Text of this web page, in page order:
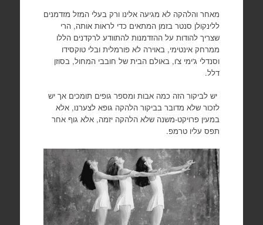
מאחר והלהקה לא מגיעה אלינו ורק בעלי המזל מזדמנים
ללינקולן סנטר בזמן המתאים כדי לראות אותה, הרי
שצריך להודות על ההזדמנות להתוודע לרקדנים הללו
ממרחק אינטימי, באוירה לא פורמלית ובלי טוקסידו
וסנדלי ג'ימי צ'ו, באולם הבית של חובבי המחול, בסוזן
דלל.
יש לביקור הזה כמה אבות ומספר גופים תומכים אך יש
לזכור שלא מדובר בביקור הלהקה גופא לצערנו, אלא
במעין פרויקט-משנה שלא הלהקה יזמה, אלא גוף אחר
תפס עליו טרמפ.